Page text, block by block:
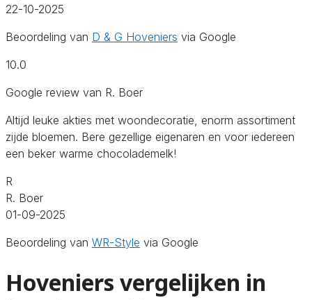
22-10-2025
Beoordeling van D & G Hoveniers via Google
10.0
Google review van R. Boer
Altijd leuke akties met woondecoratie, enorm assortiment
zijde bloemen. Bere gezellige eigenaren en voor iedereen
een beker warme chocolademelk!
R
R. Boer
01-09-2025
Beoordeling van WR-Style via Google
Hoveniers vergelijken in